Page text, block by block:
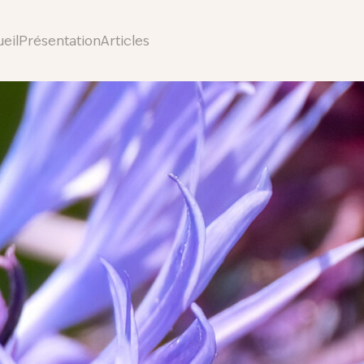
PrésentationArticles